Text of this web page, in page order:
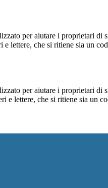
per aiutare i proprietari
lettere, che si ritiene sia un
per aiutare i proprietari
e lettere, che si ritiene sia un